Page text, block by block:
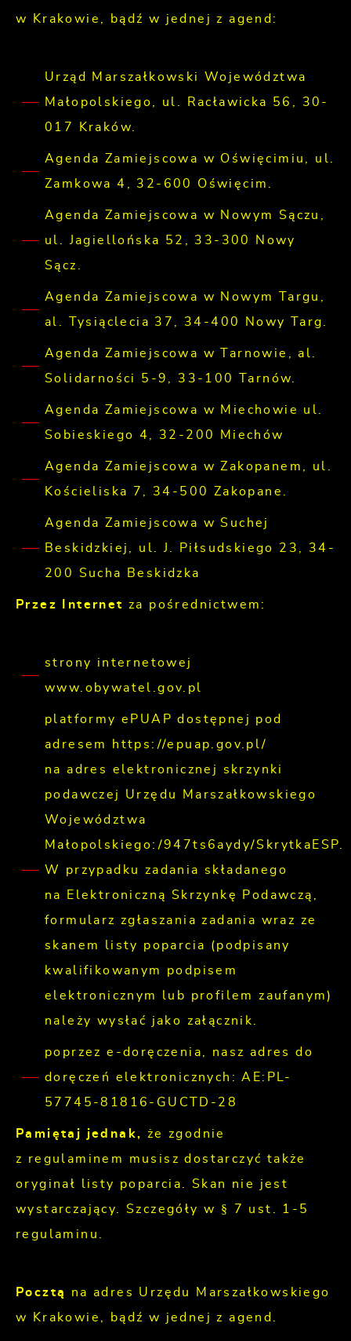
w Krakowie, bądź w jednej z agend:
Urząd Marszałkowski Województwa
Małopolskiego, ul. Racławicka 56, 30-
017 Kraków.
Agenda Zamiejscowa w Oświęcimiu, ul.
Zamkowa 4, 32-600 Oświęcim.
Agenda Zamiejscowa w Nowym Sączu,
ul. Jagiellońska 52, 33-300 Nowy
Sącz.
Agenda Zamiejscowa w Nowym Targu,
al. Tysiąclecia 37, 34-400 Nowy Targ.
Agenda Zamiejscowa w Tarnowie, al.
Solidarności 5-9, 33-100 Tarnów.
Agenda Zamiejscowa w Miechowie ul.
Sobieskiego 4, 32-200 Miechów
Agenda Zamiejscowa w Zakopanem, ul.
Kościeliska 7, 34-500 Zakopane.
Agenda Zamiejscowa w Suchej
Beskidzkiej, ul. J. Piłsudskiego 23, 34-
200 Sucha Beskidzka
Przez Internet za pośrednictwem:
strony internetowej
www.obywatel.gov.pl
platformy ePUAP dostępnej pod
adresem https://epuap.gov.pl/
na adres elektronicznej skrzynki
podawczej Urzędu Marszałkowskiego
Województwa
Małopolskiego:/947ts6aydy/SkrytkaESP.
W przypadku zadania składanego
na Elektroniczną Skrzynkę Podawczą,
formularz zgłaszania zadania wraz ze
skanem listy poparcia (podpisany
kwalifikowanym podpisem
elektronicznym lub profilem zaufanym)
należy wysłać jako załącznik.
poprzez e-doręczenia, nasz adres do
doręczeń elektronicznych: AE:PL-
57745-81816-GUCTD-28
Pamiętaj jednak, że zgodnie
z regulaminem musisz dostarczyć także
oryginał listy poparcia. Skan nie jest
wystarczający. Szczegóły w § 7 ust. 1-5
regulaminu.
Pocztą na adres Urzędu Marszałkowskiego
w Krakowie, bądź w jednej z agend.